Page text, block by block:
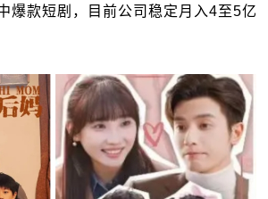
爆款短剧，目前公司稳定月入4至5亿